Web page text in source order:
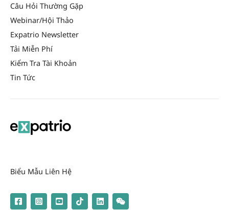
Câu Hỏi Thường Gặp
Webinar/Hội Thảo
Expatrio Newsletter
Tải Miễn Phí
Kiểm Tra Tài Khoản
Tin Tức
Biểu Mẫu Liên Hệ